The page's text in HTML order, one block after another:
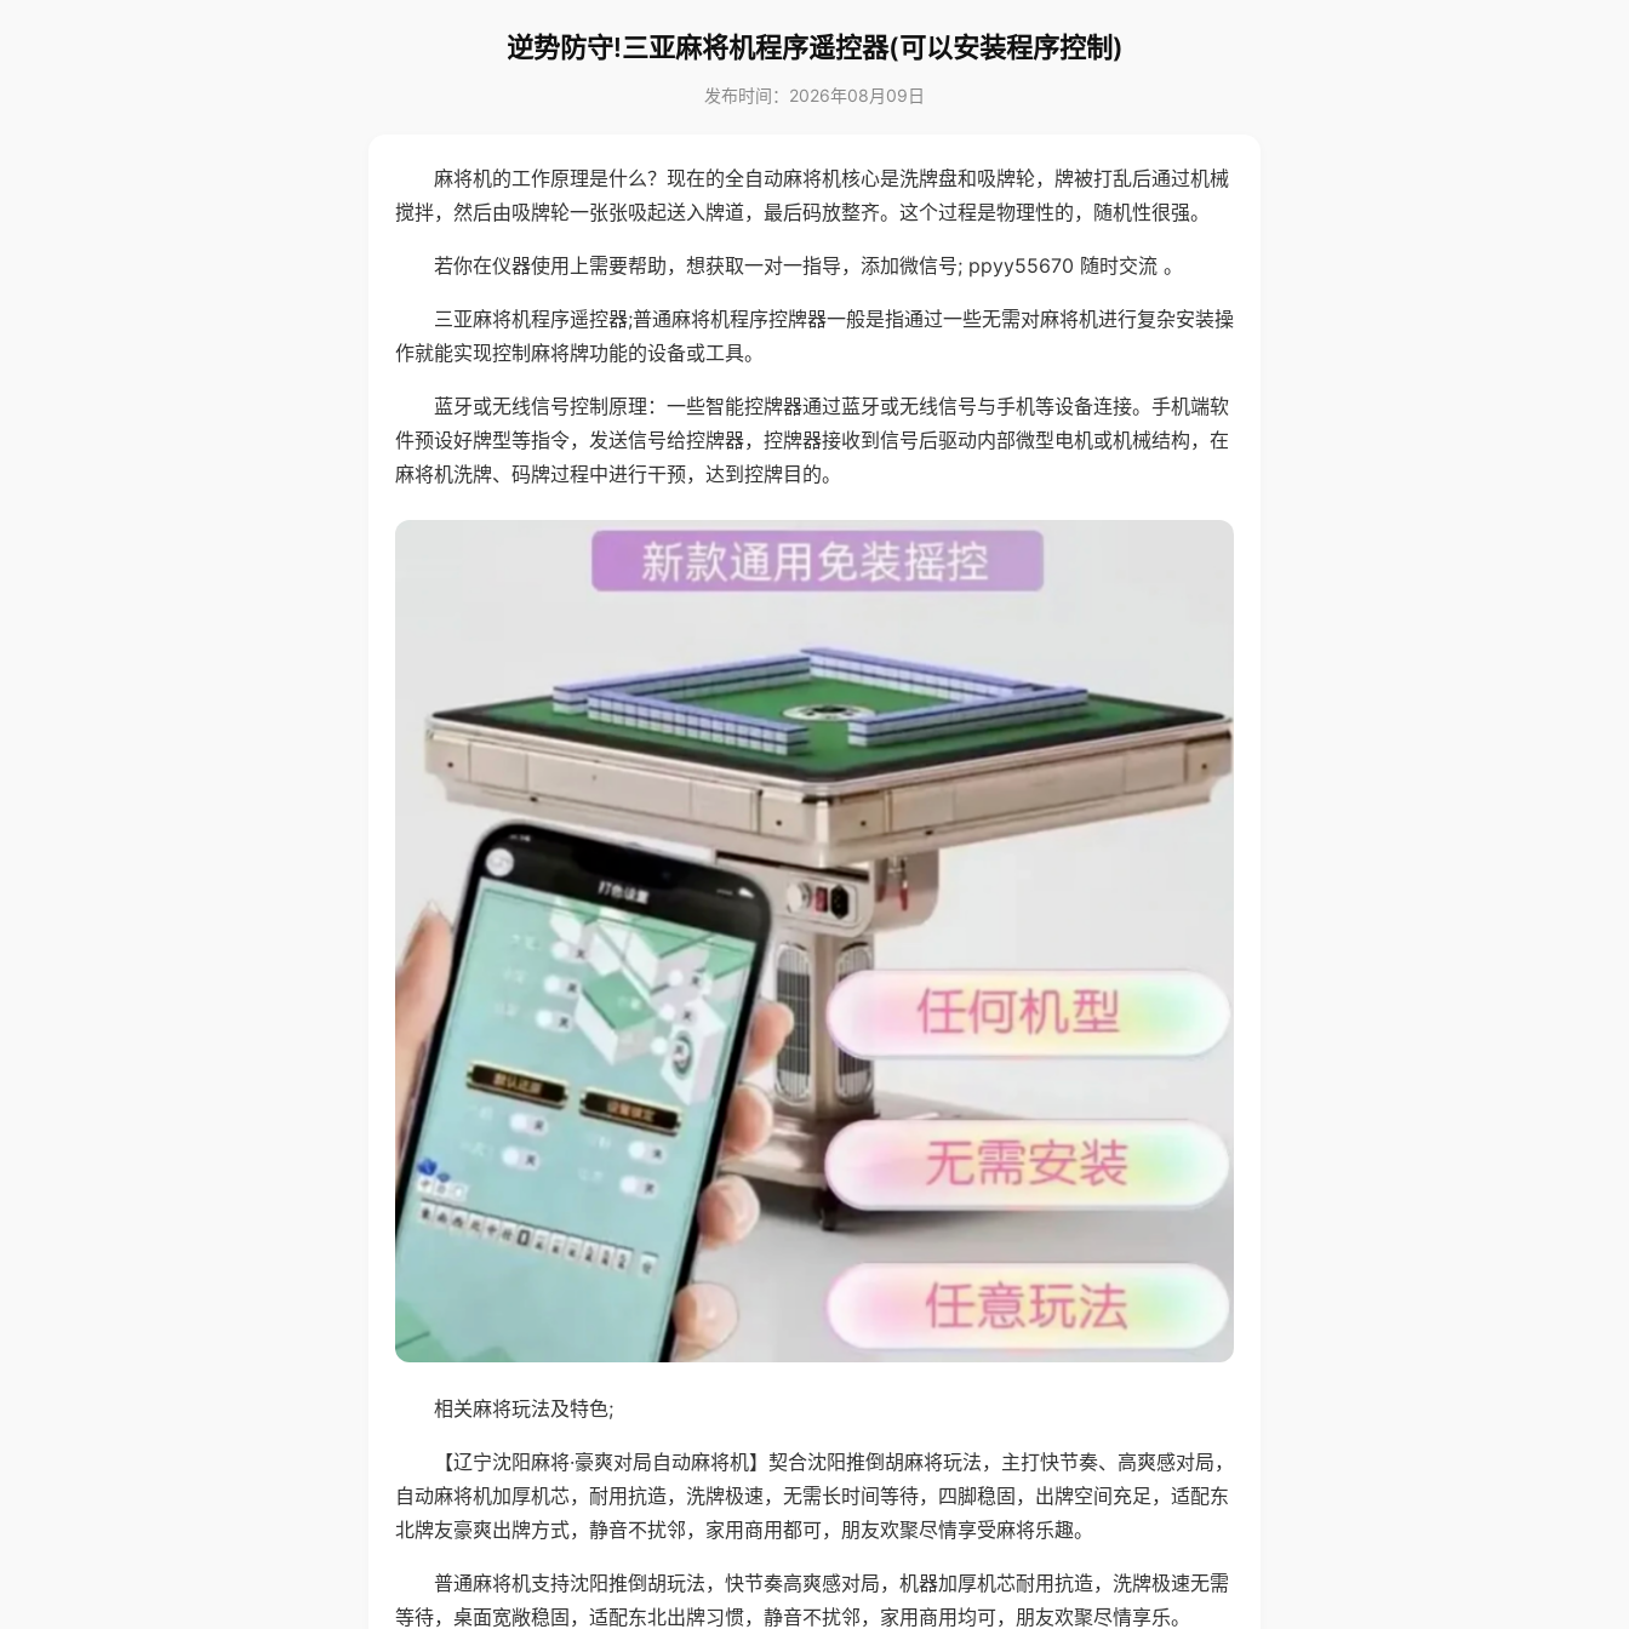
逆势防守!三亚麻将机程序遥控器(可以安装程序控制)
发布时间：2026年08月09日
麻将机的工作原理是什么？现在的全自动麻将机核心是洗牌盘和吸牌轮，牌被打乱后通过机械
搅拌，然后由吸牌轮一张张吸起送入牌道，最后码放整齐。这个过程是物理性的，随机性很强。
若你在仪器使用上需要帮助，想获取一对一指导，添加微信号; ppyy55670 随时交流 。
三亚麻将机程序遥控器;普通麻将机程序控牌器一般是指通过一些无需对麻将机进行复杂安装操
作就能实现控制麻将牌功能的设备或工具。
蓝牙或无线信号控制原理：一些智能控牌器通过蓝牙或无线信号与手机等设备连接。手机端软
件预设好牌型等指令，发送信号给控牌器，控牌器接收到信号后驱动内部微型电机或机械结构，在
麻将机洗牌、码牌过程中进行干预，达到控牌目的。
相关麻将玩法及特色;
【辽宁沈阳麻将·豪爽对局自动麻将机】契合沈阳推倒胡麻将玩法，主打快节奏、高爽感对局，
自动麻将机加厚机芯，耐用抗造，洗牌极速，无需长时间等待，四脚稳固，出牌空间充足，适配东
北牌友豪爽出牌方式，静音不扰邻，家用商用都可，朋友欢聚尽情享受麻将乐趣。
普通麻将机支持沈阳推倒胡玩法，快节奏高爽感对局，机器加厚机芯耐用抗造，洗牌极速无需
等待，桌面宽敞稳固，适配东北出牌习惯，静音不扰邻，家用商用均可，朋友欢聚尽情享乐。